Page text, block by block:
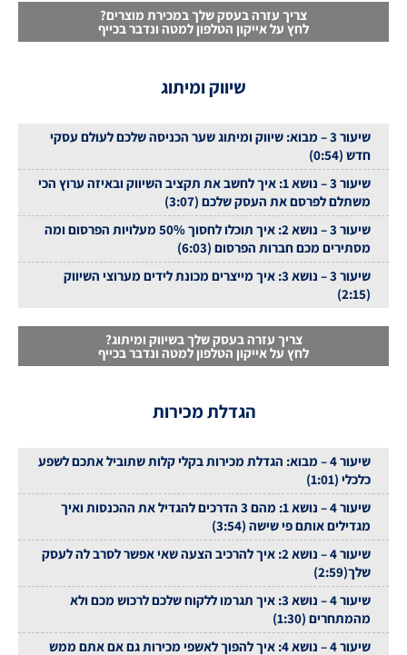
צריך עזרה בעסק שלך במכירת מוצרים?
לחץ על אייקון הטלפון למטה ונדבר בכייף
שיווק ומיתוג
שיעור 3 – מבוא: שיווק ומיתוג שער הכניסה שלכם לעולם עסקי
חדש (0:54)
שיעור 3 – נושא 1: איך לחשב את תקציב השיווק ובאיזה ערוץ הכי
משתלם לפרסם את העסק שלכם (3:07)
שיעור 3 – נושא 2: איך תוכלו לחסוך 50% מעלויות הפרסום ומה
מסתירים מכם חברות הפרסום (6:03)
שיעור 3 – נושא 3: איך מייצרים מכונת לידים מערוצי השיווק
(2:15)
צריך עזרה בעסק שלך בשיווק ומיתוג?
לחץ על אייקון הטלפון למטה ונדבר בכייף
הגדלת מכירות
שיעור 4 – מבוא: הגדלת מכירות בקלי קלות שתוביל אתכם לשפע
כלכלי (1:01)
שיעור 4 – נושא 1: מהם 3 הדרכים להגדיל את ההכנסות ואיך
מגדילים אותם פי שישה (3:54)
שיעור 4 – נושא 2: איך להרכיב הצעה שאי אפשר לסרב לה לעסק
שלך(2:59)
שיעור 4 – נושא 3: איך תגרמו ללקוח שלכם לרכוש מכם ולא
מהמתחרים (1:30)
שיעור 4 – נושא 4: איך להפוך לאשפי מכירות גם אם אתם ממש